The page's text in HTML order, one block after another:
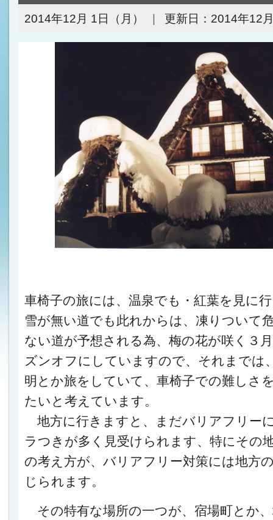
2014年12月 1日（月） 更新日： 2014年12
車椅子の旅には、温泉でも・紅葉を見に
雪が無い道でも此れからは、凍りついて
ない道が予想される為、梅の花が咲く３
ズンオフにしていますので、それまでは
明とか旅をしていて、車椅子での難しさ
たいと考えています。
地方に行きますと、まだバリアフリー
ラつきが多く見受けられます、特にその
の考え方が、バリアフリー対策には地方
じられます。
その特有な場所の一つが、宿場町とか